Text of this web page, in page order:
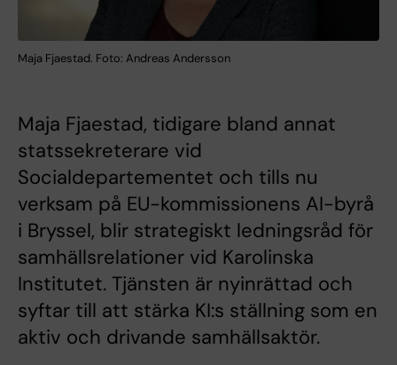
Maja Fjaestad. Foto: Andreas Andersson
Maja Fjaestad, tidigare bland annat
statssekreterare vid
Socialdepartementet och tills nu
verksam på EU-kommissionens AI-byrå
i Bryssel, blir strategiskt ledningsråd för
samhällsrelationer vid Karolinska
Institutet. Tjänsten är nyinrättad och
syftar till att stärka KI:s ställning som en
aktiv och drivande samhällsaktör.